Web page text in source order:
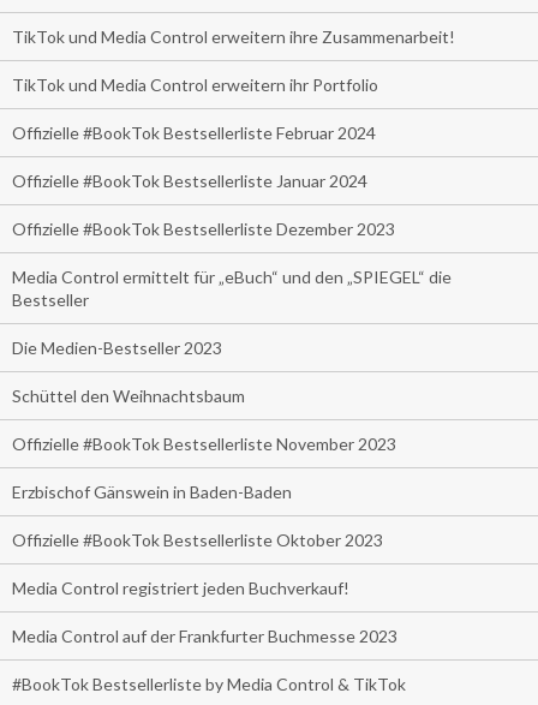
TikTok und Media Control erweitern ihre Zusammenarbeit!
TikTok und Media Control erweitern ihr Portfolio
Offizielle #BookTok Bestsellerliste Februar 2024
Offizielle #BookTok Bestsellerliste Januar 2024
Offizielle #BookTok Bestsellerliste Dezember 2023
Media Control ermittelt für „eBuch“ und den „SPIEGEL“ die
Bestseller
Die Medien-Bestseller 2023
Schüttel den Weihnachtsbaum
Offizielle #BookTok Bestsellerliste November 2023
Erzbischof Gänswein in Baden-Baden
Offizielle #BookTok Bestsellerliste Oktober 2023
Media Control registriert jeden Buchverkauf!
Media Control auf der Frankfurter Buchmesse 2023
#BookTok Bestsellerliste by Media Control & TikTok